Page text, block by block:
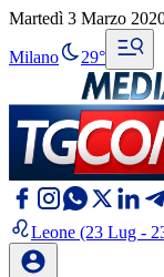
Martedì 3 Marzo
Milano 29°
Leone (23 Lug -